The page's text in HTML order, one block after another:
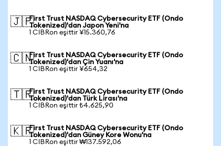
🇯🇵First Trust NASDAQ Cybersecurity ETF (Ondo
Tokenized)'dan Japon Yeni'na
1 CIBRon eşittir ¥15.360,76
🇨🇳First Trust NASDAQ Cybersecurity ETF (Ondo
Tokenized)'dan Çin Yuanı'na
1 CIBRon eşittir ¥654,32
🇹🇷First Trust NASDAQ Cybersecurity ETF (Ondo
Tokenized)'dan Türk Lirası'na
1 CIBRon eşittir ₺4.625,90
🇰🇷First Trust NASDAQ Cybersecurity ETF (Ondo
Tokenized)'dan Güney Kore Wonu'na
1 CIBRon eşittir ₩137.592,06